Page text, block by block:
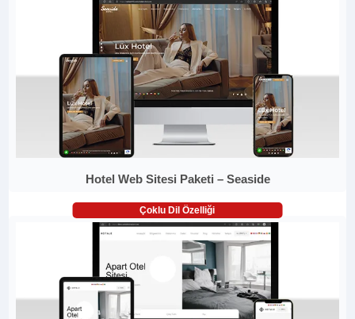
Hotel Web Sitesi Paketi – Seaside
Çoklu Dil Özelliği